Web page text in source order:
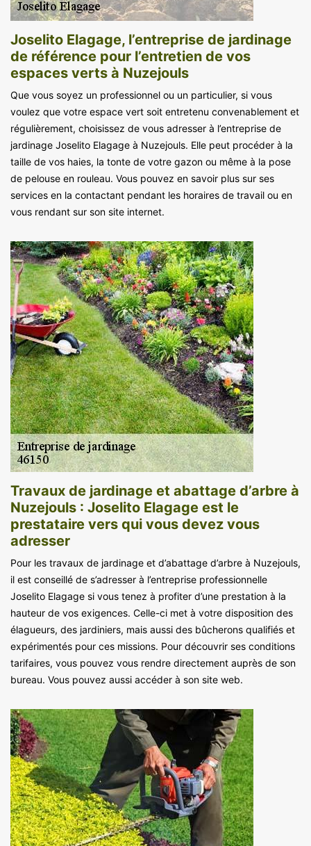
Joselito Elagage, l’entreprise de jardinage
de référence pour l’entretien de vos
espaces verts à Nuzejouls
Que vous soyez un professionnel ou un particulier, si vous
voulez que votre espace vert soit entretenu convenablement et
régulièrement, choisissez de vous adresser à l’entreprise de
jardinage Joselito Elagage à Nuzejouls. Elle peut procéder à la
taille de vos haies, la tonte de votre gazon ou même à la pose
de pelouse en rouleau. Vous pouvez en savoir plus sur ses
services en la contactant pendant les horaires de travail ou en
vous rendant sur son site internet.
Travaux de jardinage et abattage d’arbre à
Nuzejouls : Joselito Elagage est le
prestataire vers qui vous devez vous
adresser
Pour les travaux de jardinage et d’abattage d’arbre à Nuzejouls,
il est conseillé de s’adresser à l’entreprise professionnelle
Joselito Elagage si vous tenez à profiter d’une prestation à la
hauteur de vos exigences. Celle-ci met à votre disposition des
élagueurs, des jardiniers, mais aussi des bûcherons qualifiés et
expérimentés pour ces missions. Pour découvrir ses conditions
tarifaires, vous pouvez vous rendre directement auprès de son
bureau. Vous pouvez aussi accéder à son site web.